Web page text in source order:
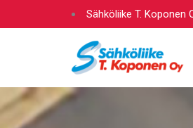
sisältöön
Sähköliike T. Koponen